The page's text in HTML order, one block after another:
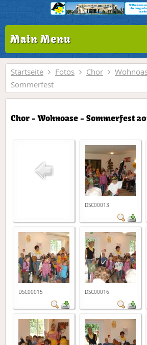
Main Menu
Startseite Fotos Chor
Sommerfest
Chor - Wohnoase - Sommerfest
DSC00013
DSC00015 DSC00016